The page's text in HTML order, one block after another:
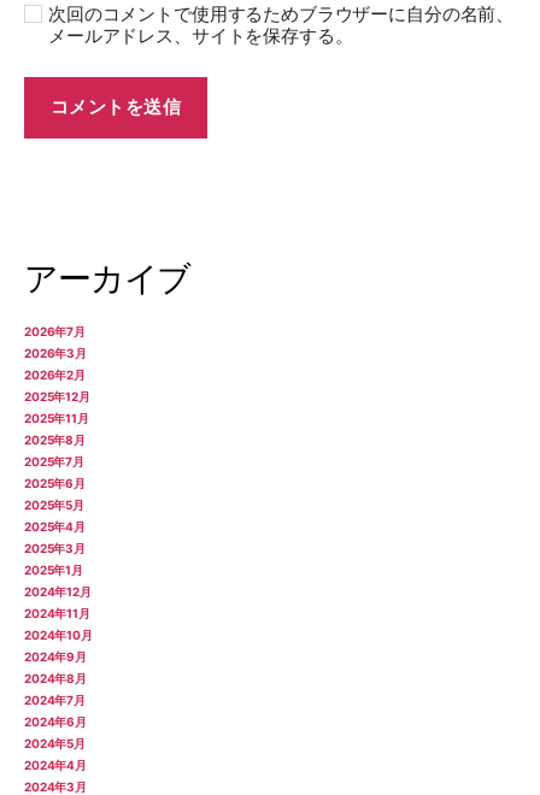
次回のコメントで使用するためブラウザーに自分の名前、
メールアドレス、サイトを保存する。
アーカイブ
2026年7月
2026年3月
2026年2月
2025年12月
2025年11月
2025年8月
2025年7月
2025年6月
2025年5月
2025年4月
2025年3月
2025年1月
2024年12月
2024年11月
2024年10月
2024年9月
2024年8月
2024年7月
2024年6月
2024年5月
2024年4月
2024年3月